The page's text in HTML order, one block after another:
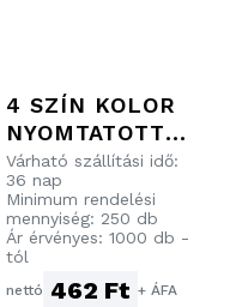
4 SZÍN KOLOR
NYOMTATOTT
RPET CÍMKÉS
KULCSTARTÓ
HÁROMSZÖG
FORMÁJÚ
VÉGZŐDÉSSEL
Várható szállítási idő:
36 nap
Minimum rendelési
mennyiség: 250 db
Ár érvényes: 1000 db -
tól
nettó 462 Ft + ÁFA